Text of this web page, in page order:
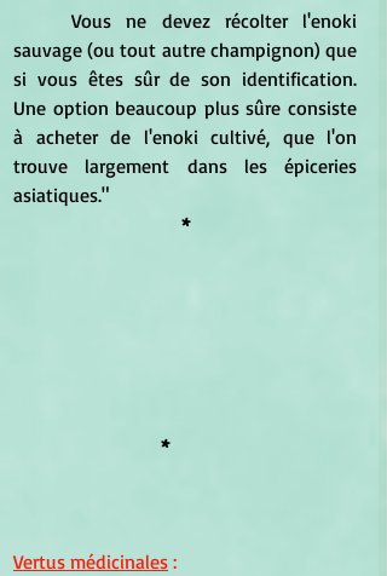
	Vous ne devez récolter l'enoki
sauvage (ou tout autre champignon) que
si vous êtes sûr de son identification.
Une option beaucoup plus sûre consiste
à acheter de l'enoki cultivé, que l'on
trouve largement dans les épiceries
asiatiques."
*
*
Vertus médicinales :